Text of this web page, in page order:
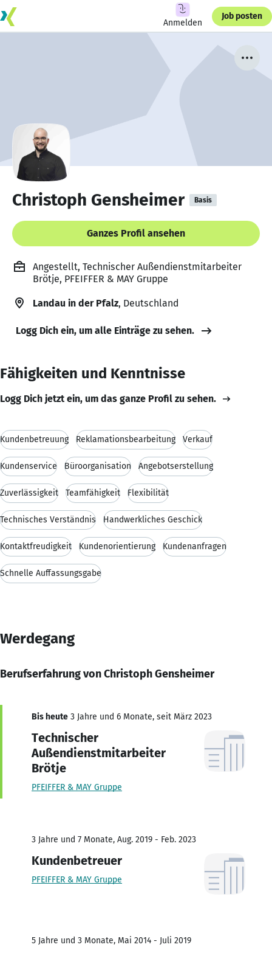
Anmelden
Job posten
Christoph Gensheimer Basis
Ganzes Profil ansehen
Angestellt, Technischer Außendienstmitarbeiter
Brötje, PFEIFFER & MAY Gruppe
Landau in der Pfalz, Deutschland
Logg Dich ein, um alle Einträge zu sehen.
Fähigkeiten und Kenntnisse
Logg Dich jetzt ein, um das ganze Profil zu sehen.
Kundenbetreuung Reklamationsbearbeitung Verkauf
Kundenservice Büroorganisation Angebotserstellung
Zuverlässigkeit Teamfähigkeit Flexibilität
Technisches Verständnis Handwerkliches Geschick
Kontaktfreudigkeit Kundenorientierung Kundenanfragen
Schnelle Auffassungsgabe
Werdegang
Berufserfahrung von Christoph Gensheimer
Bis heute 3 Jahre und 6 Monate, seit März 2023
Technischer
Außendienstmitarbeiter
Brötje
PFEIFFER & MAY Gruppe
3 Jahre und 7 Monate, Aug. 2019 - Feb. 2023
Kundenbetreuer
PFEIFFER & MAY Gruppe
5 Jahre und 3 Monate, Mai 2014 - Juli 2019